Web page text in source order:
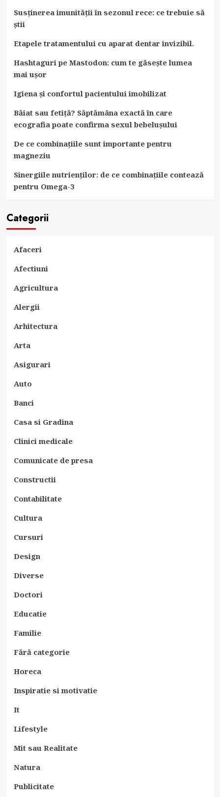
Susținerea imunității în sezonul rece: ce trebuie să
știi
Etapele tratamentului cu aparat dentar invizibil.
Hashtaguri pe Mastodon: cum te găsește lumea
mai ușor
Igiena și confortul pacientului imobilizat
Băiat sau fetiță? Săptămâna exactă în care
ecografia poate confirma sexul bebelușului
De ce combinațiile sunt importante pentru
magneziu
Sinergiile nutrienților: de ce combinațiile contează
pentru Omega-3
Categorii
Afaceri
Afectiuni
Agricultura
Alergii
Arhitectura
Arta
Asigurari
Auto
Banci
Casa si Gradina
Clinici medicale
Comunicate de presa
Constructii
Contabilitate
Cultura
Cursuri
Design
Diverse
Doctori
Educatie
Familie
Fără categorie
Horeca
Inspiratie si motivatie
It
Lifestyle
Mit sau Realitate
Natura
Publicitate